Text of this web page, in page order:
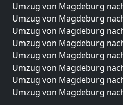
Umzug von Magdeburg
Umzug von Magdeburg
Umzug von Magdeburg
Umzug von Magdeburg
Umzug von Magdeburg
Umzug von Magdeburg
Umzug von Magdeburg
Umzug von Magdeburg